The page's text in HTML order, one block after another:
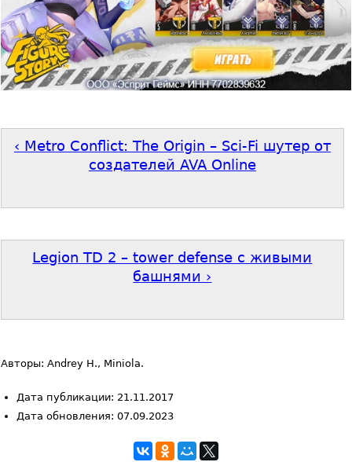
‹ Metro Conflict: The Origin – Sci-Fi шутер от
создателей AVA Online
Legion TD 2 – tower defense с живыми
башнями ›
Авторы: Andrey H., Miniola.
Дата публикации: 21.11.2017
Дата обновления: 07.09.2023